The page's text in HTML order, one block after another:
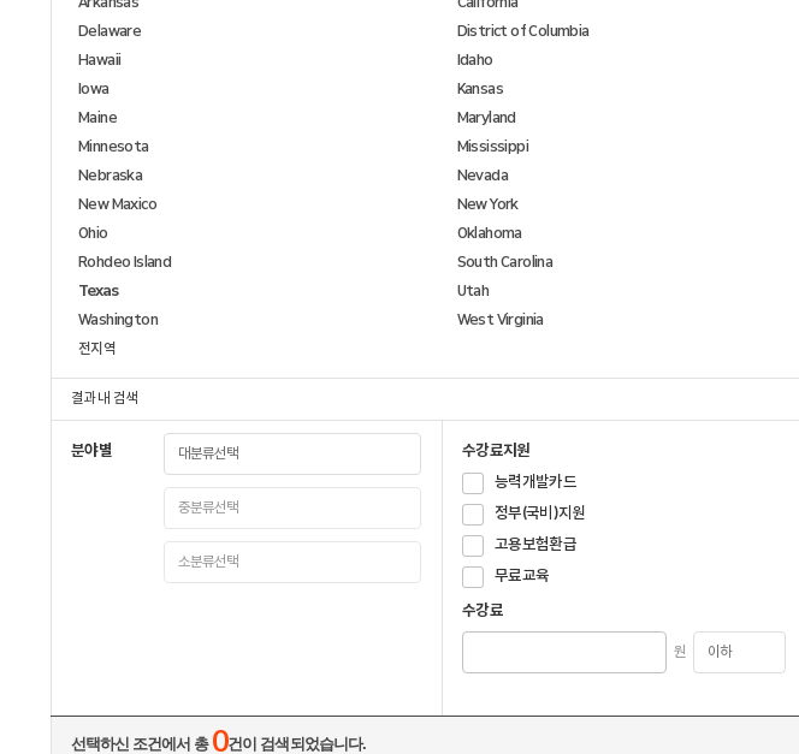
Delaware
District of Columbia
Hawaii
Idaho
Iowa
Kansas
Maine
Maryland
Minnesota
Mississippi
Nebraska
Nevada
New Maxico
New York
Ohio
Oklahoma
Rohdeo Island
South Carolina
Texas
Utah
Washington
West Virginia
전지역
결과 내 검색
분야별
수강료지원
능력개발카드
정부(국비)지원
고용보험환급
무료교육
수강료
원
선택하신 조건에서 총 0건이 검색되었습니다.